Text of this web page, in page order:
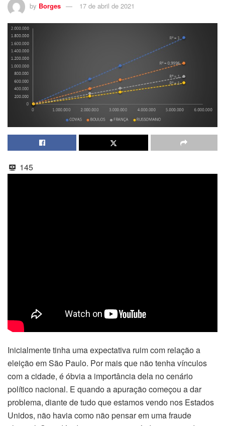
by Borges 17 de abril de 2021
145
Inicialmente tinha uma expectativa ruim com relação a
eleição em São Paulo. Por mais que não tenha vínculos
com a cidade, é óbvia a importância dela no cenário
político nacional. E quando a apuração começou a dar
problema, diante de tudo que estamos vendo nos Estados
Unidos, não havia como não pensar em uma fraude